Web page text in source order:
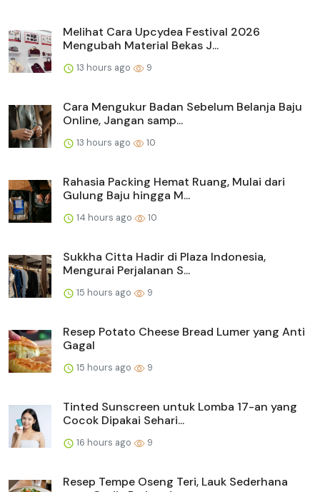
Melihat Cara Upcydea Festival 2026
Mengubah Material Bekas J...
13 hours ago 9
Cara Mengukur Badan Sebelum Belanja Baju
Online, Jangan samp...
13 hours ago 10
Rahasia Packing Hemat Ruang, Mulai dari
Gulung Baju hingga M...
14 hours ago 10
Sukkha Citta Hadir di Plaza Indonesia,
Mengurai Perjalanan S...
15 hours ago 9
Resep Potato Cheese Bread Lumer yang Anti
Gagal
15 hours ago 9
Tinted Sunscreen untuk Lomba 17-an yang
Cocok Dipakai Sehari...
16 hours ago 9
Resep Tempe Oseng Teri, Lauk Sederhana